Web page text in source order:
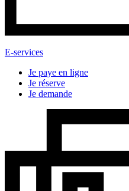
E-services
Je paye en ligne
Je réserve
Je demande